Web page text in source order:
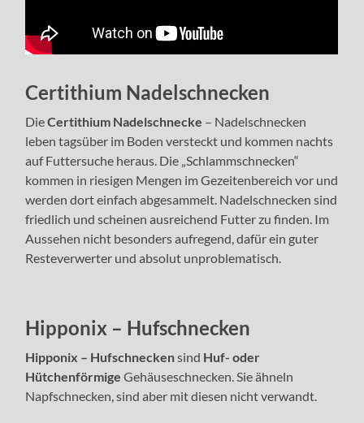
Certithium Nadelschnecken
DieCertithium Nadelschnecke – Nadelschnecken
leben tagsüber im Boden versteckt und kommen nachts
auf Futtersuche heraus. Die „Schlammschnecken“
kommen in riesigen Mengen im Gezeitenbereich vor und
werden dort einfach abgesammelt. Nadelschnecken sind
friedlich und scheinen ausreichend Futter zu finden. Im
Aussehen nicht besonders aufregend, dafür ein guter
Resteverwerter und absolut unproblematisch.
Hipponix – Hufschnecken
Hipponix – Hufschneckensind Huf- oder
HütchenförmigeGehäuseschnecken. Sie ähneln
Napfschnecken, sind aber mit diesen nicht verwandt.